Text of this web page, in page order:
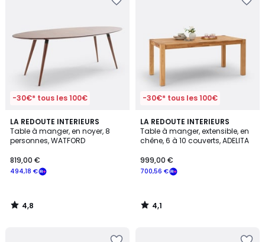
-30€* tous les 100€
LA REDOUTE INTERIEURS
Table à manger, en noyer, 8
personnes, WATFORD
494,18 €
819,00 €
4,8
/ 5
4,8
/
-30€* tous les 100€
LA REDOUTE INTERIEURS
Table à manger, extensible, en
chêne, 6 à 10 couverts, ADELITA
700,56 €
999,00 €
4,1
/ 5
4,1
/